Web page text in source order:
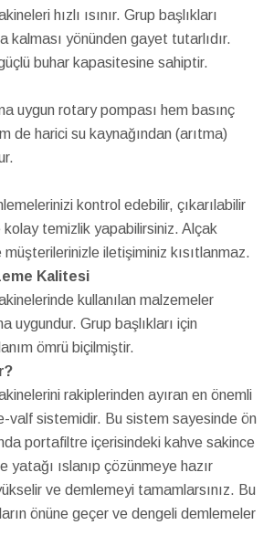
hızlı ısınır. Grup başlıkları
kalması yönünden gayet tutarlıdır.
buhar kapasitesine sahiptir.
uygun rotary pompası hem basınç
de harici su kaynağından (arıtma)
kontrol edebilir, çıkarılabilir
temizlik yapabilirsiniz. Alçak
müşterilerinizle iletişiminiz kısıtlanmaz.
Kalitesi
kullanılan malzemeler
uygundur. Grup başlıkları için
ömrü biçilmiştir.
rakiplerinden ayıran en önemli
valf sistemidir. Bu sistem sayesinde ön
portafiltre içerisindeki kahve sakince
yatağı ıslanıp çözünmeye hazır
ve demlemeyi tamamlarsınız. Bu
önüne geçer ve dengeli demlemeler